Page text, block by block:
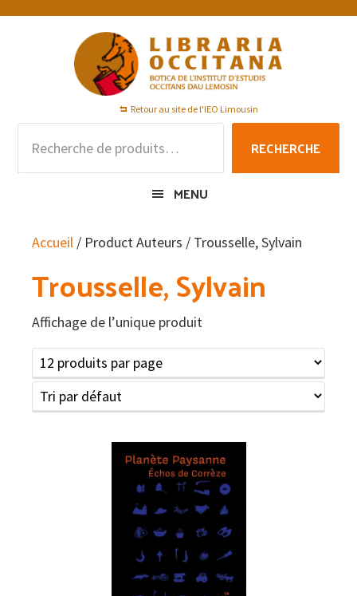
Passer
Passer
Passer
Retour au site de l'IEO Limousin
pour :
RECHERCHE
MENU
Accueil / Product Auteurs / Trousselle, Sylvain
Trousselle, Sylvain
Affichage de l’unique produit